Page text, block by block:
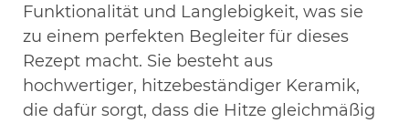
Funktionalität und Langlebigkeit, was sie
zu einem perfekten Begleiter für dieses
Rezept macht. Sie besteht aus
hochwertiger, hitzebeständiger Keramik,
die dafür sorgt, dass die Hitze gleichmäßig